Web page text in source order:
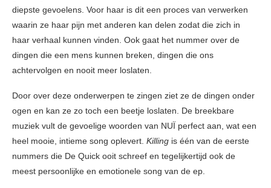
diepste gevoelens. Voor haar is dit een proces van verwerken
waarin ze haar pijn met anderen kan delen zodat die zich in
haar verhaal kunnen vinden. Ook gaat het nummer over de
dingen die een mens kunnen breken, dingen die ons
achtervolgen en nooit meer loslaten.
Door over deze onderwerpen te zingen ziet ze de dingen onder
ogen en kan ze zo toch een beetje loslaten. De breekbare
muziek vult de gevoelige woorden van NUÏ perfect aan, wat een
heel mooie, intieme song oplevert. Killing is één van de eerste
nummers die De Quick ooit schreef en tegelijkertijd ook de
meest persoonlijke en emotionele song van de ep.